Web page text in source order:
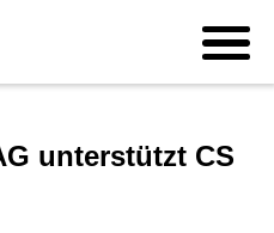
unterstützt CS